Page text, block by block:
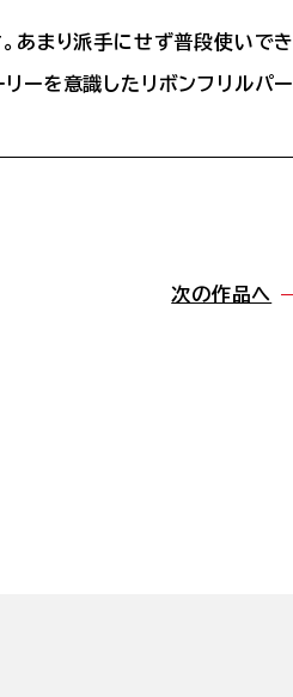
あまり派手にせず普段使いでき
ーを意識したリボンフリルパー
次の作品へ